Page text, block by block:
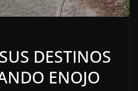
DESTINOS
ENOJO
OPINIÓN
agosto, 2026